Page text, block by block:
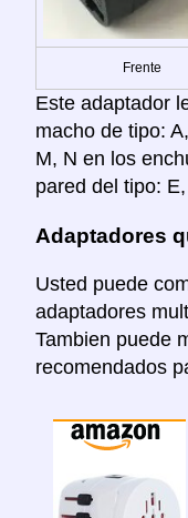
Frente
Este adaptador
macho de tipo:
M, N en los
pared del tipo: E,
Adaptadores
Usted puede
adaptadores
Tambien puede
recomendados